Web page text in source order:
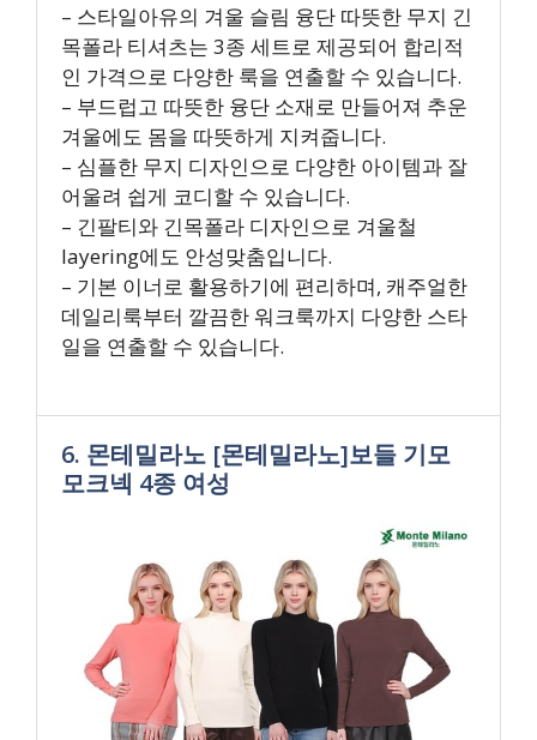
– 스타일아유의 겨울 슬림 융단 따뜻한 무지 긴
목폴라 티셔츠는 3종 세트로 제공되어 합리적
인 가격으로 다양한 룩을 연출할 수 있습니다.
– 부드럽고 따뜻한 융단 소재로 만들어져 추운
겨울에도 몸을 따뜻하게 지켜줍니다.
– 심플한 무지 디자인으로 다양한 아이템과 잘
어울려 쉽게 코디할 수 있습니다.
– 긴팔티와 긴목폴라 디자인으로 겨울철
layering에도 안성맞춤입니다.
– 기본 이너로 활용하기에 편리하며, 캐주얼한
데일리룩부터 깔끔한 워크룩까지 다양한 스타
일을 연출할 수 있습니다.
6. 몬테밀라노 [몬테밀라노]보들 기모
모크넥 4종 여성